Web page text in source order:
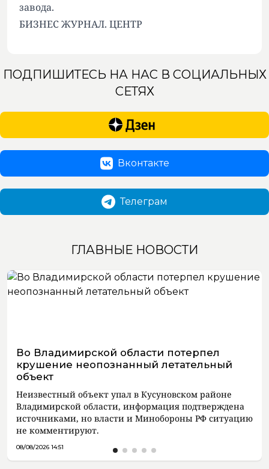
завода.
БИЗНЕС ЖУРНАЛ. ЦЕНТР
ПОДПИШИТЕСЬ НА НАС В СОЦИАЛЬНЫХ
СЕТЯХ
Вконтакте
Телеграм
ГЛАВНЫЕ НОВОСТИ
Во Владимирской области потерпел
крушение неопознанный летательный
объект
Неизвестный объект упал в Кусуновском районе
Владимирской области, информация подтверждена
источниками, но власти и Минобороны РФ ситуацию
не комментируют.
08/08/2026 14:51